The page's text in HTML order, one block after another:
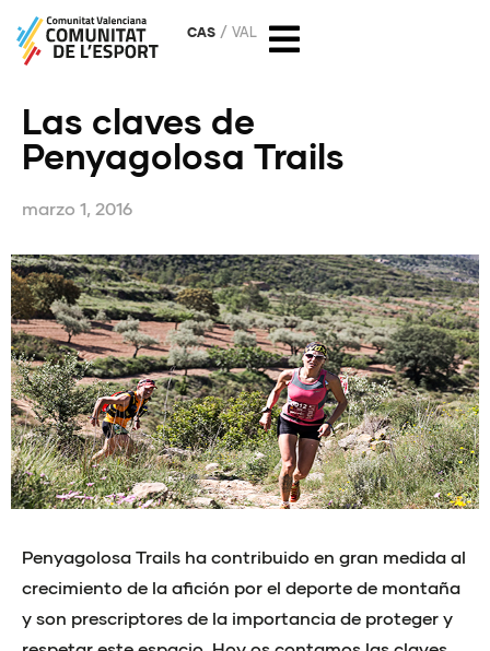
CAS VAL
Las claves de
Penyagolosa Trails
marzo 1, 2016
Penyagolosa Trails ha contribuido en gran medida al
crecimiento de la afición por el deporte de montaña
y son prescriptores de la importancia de proteger y